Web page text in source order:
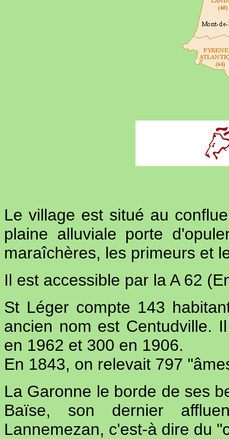
Le village est situé au
plaine alluviale porte
maraîchères, les primeurs et
Il est accessible par la A 62
St Léger compte 143
ancien nom est Centudville.
en 1962 et 300 en 1906.
En 1843, on relevait 797
La Garonne le borde de ses
Baïse, son dernier
Lannemezan, c'est-à dire du